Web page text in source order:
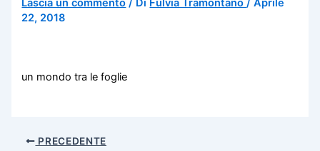
Lascia un commento / Di Fulvia Tramontano/Aprile
22, 2018
un mondo tra le foglie
PRECEDENTE